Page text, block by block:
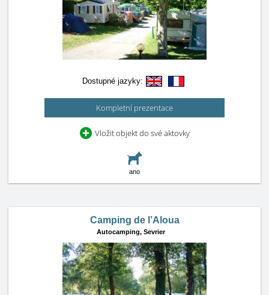
Dostupné jazyky:
Kompletní prezentace
Vložit objekt do své aktovky
ano
Camping de l’Aloua
Autocamping, Sevrier